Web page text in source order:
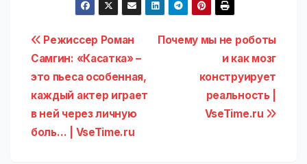
Навигация
по
записям
Почему мы не роботы
и как мозг
конструирует
реальность |
VseTime.ru
Режиссер Роман
Самгин: «Касатка» –
это пьеса особенная,
каждый актер играет
в ней через личную
боль… | VseTime.ru